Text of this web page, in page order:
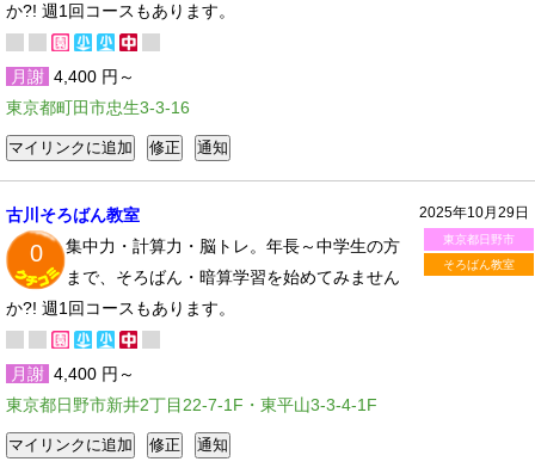
か?! 週1回コースもあります。
月謝 4,400 円～
東京都町田市忠生3-3-16
2025年10月29日
東京都日野市
そろばん教室
古川そろばん教室
0
集中力・計算力・脳トレ。年長～中学生の方
まで、そろばん・暗算学習を始めてみません
か?! 週1回コースもあります。
月謝 4,400 円～
東京都日野市新井2丁目22-7-1F・東平山3-3-4-1F